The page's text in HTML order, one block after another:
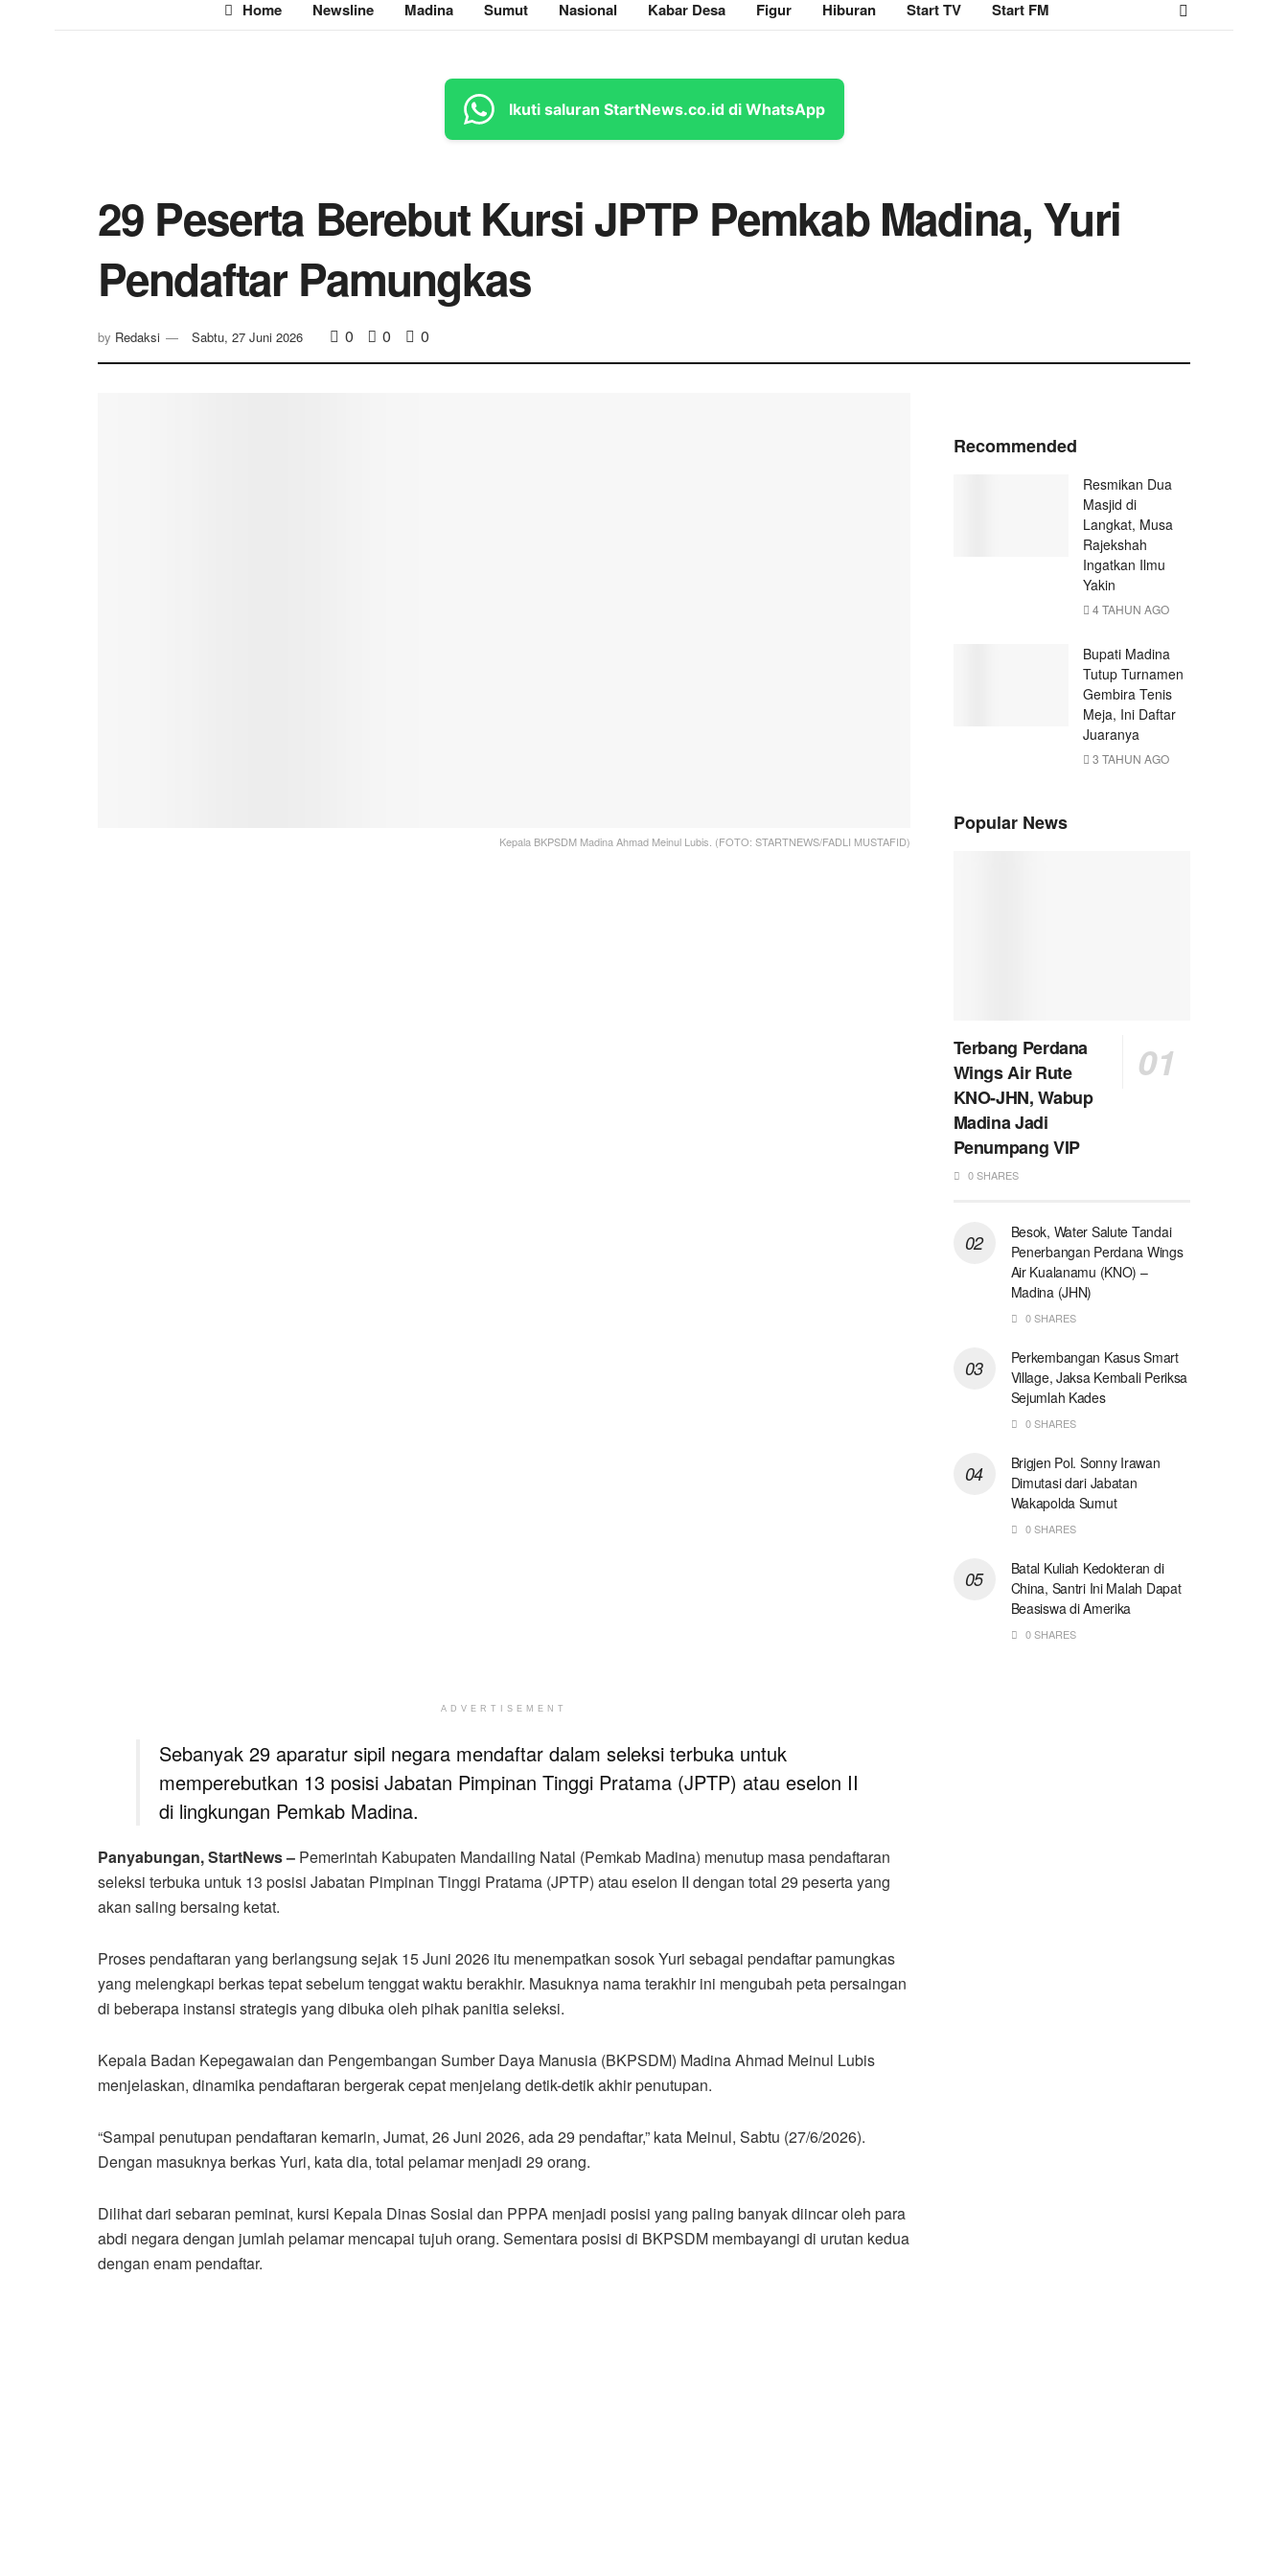
Home Newsline Madina Sumut Nasional Kabar Desa Figur Hiburan Start TV Start FM
Ikuti saluran StartNews.co.id di WhatsApp
29 Peserta Berebut Kursi JPTP Pemkab Madina, Yuri
Pendaftar Pamungkas
by Redaksi Sabtu, 27 Juni 2026 0 0 0
Kepala BKPSDM Madina Ahmad Meinul Lubis. (FOTO: STARTNEWS/FADLI MUSTAFID)
ADVERTISEMENT
Sebanyak 29 aparatur sipil negara mendaftar dalam seleksi terbuka untuk
memperebutkan 13 posisi Jabatan Pimpinan Tinggi Pratama (JPTP) atau eselon II
di lingkungan Pemkab Madina.
Panyabungan, StartNews – Pemerintah Kabupaten Mandailing Natal (Pemkab Madina) menutup masa pendaftaran
seleksi terbuka untuk 13 posisi Jabatan Pimpinan Tinggi Pratama (JPTP) atau eselon II dengan total 29 peserta yang
akan saling bersaing ketat.
Proses pendaftaran yang berlangsung sejak 15 Juni 2026 itu menempatkan sosok Yuri sebagai pendaftar pamungkas
yang melengkapi berkas tepat sebelum tenggat waktu berakhir. Masuknya nama terakhir ini mengubah peta persaingan
di beberapa instansi strategis yang dibuka oleh pihak panitia seleksi.
Kepala Badan Kepegawaian dan Pengembangan Sumber Daya Manusia (BKPSDM) Madina Ahmad Meinul Lubis
menjelaskan, dinamika pendaftaran bergerak cepat menjelang detik-detik akhir penutupan.
“Sampai penutupan pendaftaran kemarin, Jumat, 26 Juni 2026, ada 29 pendaftar,” kata Meinul, Sabtu (27/6/2026).
Dengan masuknya berkas Yuri, kata dia, total pelamar menjadi 29 orang.
Dilihat dari sebaran peminat, kursi Kepala Dinas Sosial dan PPPA menjadi posisi yang paling banyak diincar oleh para
abdi negara dengan jumlah pelamar mencapai tujuh orang. Sementara posisi di BKPSDM membayangi di urutan kedua
dengan enam pendaftar.
Recommended
Resmikan Dua
Masjid di
Langkat, Musa
Rajekshah
Ingatkan Ilmu
Yakin
4 TAHUN AGO
Bupati Madina
Tutup Turnamen
Gembira Tenis
Meja, Ini Daftar
Juaranya
3 TAHUN AGO
Popular News
Terbang Perdana
Wings Air Rute
KNO-JHN, Wabup
Madina Jadi
Penumpang VIP
0 SHARES
Besok, Water Salute Tandai
Penerbangan Perdana Wings
Air Kualanamu (KNO) –
Madina (JHN)
0 SHARES
Perkembangan Kasus Smart
Village, Jaksa Kembali Periksa
Sejumlah Kades
0 SHARES
Brigjen Pol. Sonny Irawan
Dimutasi dari Jabatan
Wakapolda Sumut
0 SHARES
Batal Kuliah Kedokteran di
China, Santri Ini Malah Dapat
Beasiswa di Amerika
0 SHARES